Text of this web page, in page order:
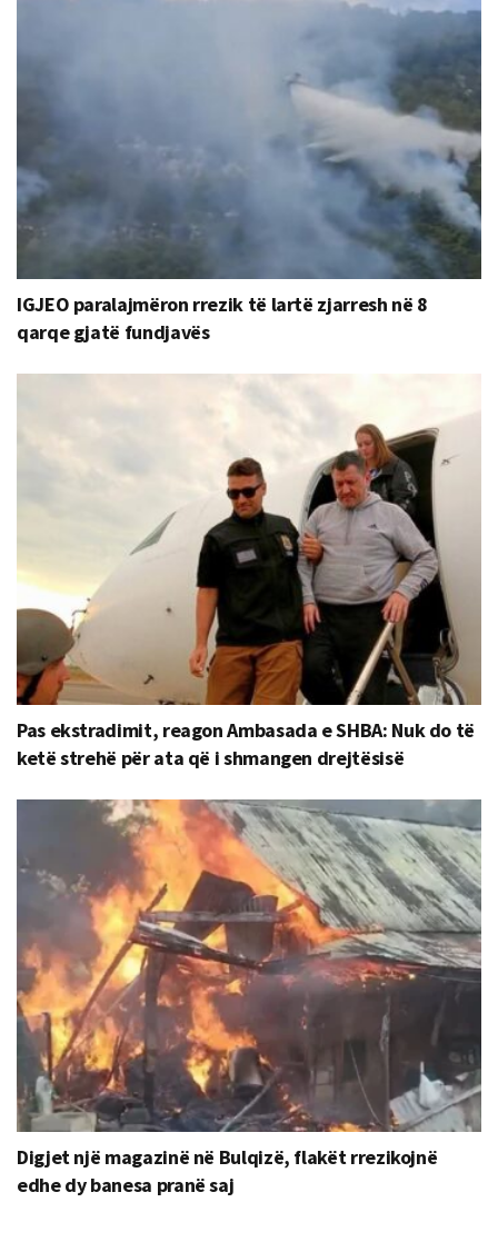
IGJEO paralajmëron rrezik të lartë zjarresh në 8
qarqe gjatë fundjavës
Pas ekstradimit, reagon Ambasada e SHBA: Nuk do të
ketë strehë për ata që i shmangen drejtësisë
Digjet një magazinë në Bulqizë, flakët rrezikojnë
edhe dy banesa pranë saj